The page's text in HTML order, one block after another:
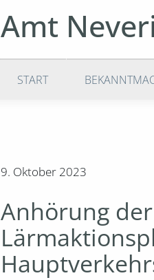
Amt
START
9. Oktober 2023
Anhörung